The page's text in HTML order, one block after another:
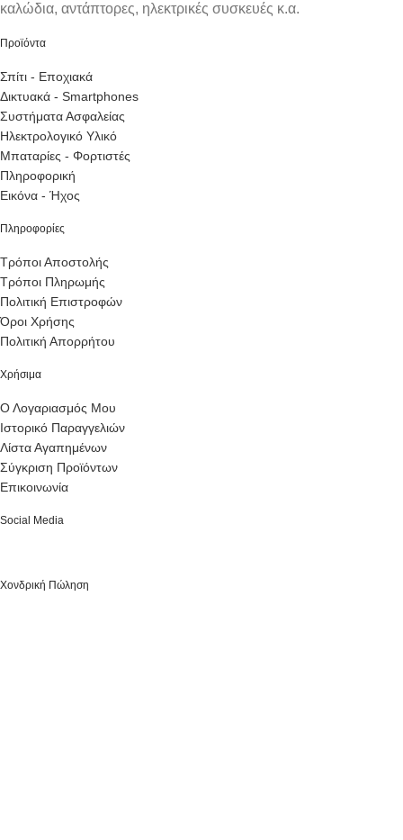
καλώδια, αντάπτορες, ηλεκτρικές συσκευές κ.α.
Προϊόντα
Σπίτι - Εποχιακά
Δικτυακά - Smartphones
Συστήματα Ασφαλείας
Ηλεκτρολογικό Υλικό
Μπαταρίες - Φορτιστές
Πληροφορική
Εικόνα - Ήχος
Πληροφορίες
Τρόποι Αποστολής
Τρόποι Πληρωμής
Πολιτική Επιστροφών
Όροι Χρήσης
Πολιτική Απορρήτου
Χρήσιμα
Ο Λογαριασμός Μου
Ιστορικό Παραγγελιών
Λίστα Αγαπημένων
Σύγκριση Προϊόντων
Επικοινωνία
Social Media
Χονδρική Πώληση